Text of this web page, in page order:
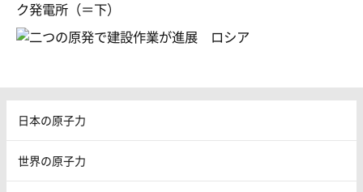
ク発電所（＝下）
日本の原子力
世界の原子力